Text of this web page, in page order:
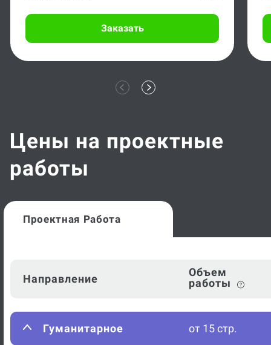
Заказать
Цены на проектные
работы
Проектная Работа
Направление
Объем
работы
Гуманитарное от 15 стр.